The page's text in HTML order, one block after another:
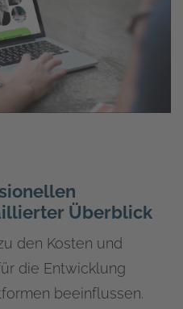
Überblick
den Kosten und
die Entwicklung
beeinflussen.